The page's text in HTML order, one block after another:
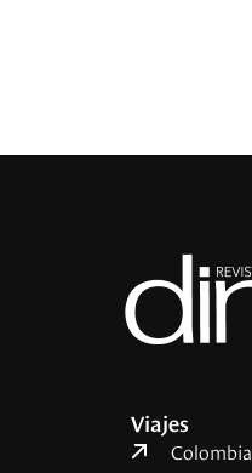
Viajes
Colombia